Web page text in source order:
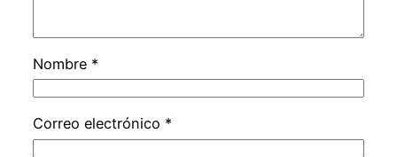
Nombre *
Correo electrónico *